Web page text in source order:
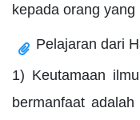
kepada orang yang
Pelajaran dari
1) Keutamaan
bermanfaat